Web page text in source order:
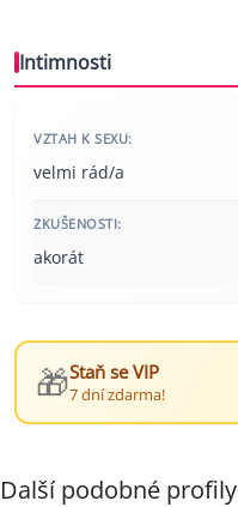
Intimnosti
VZTAH K SEXU:
velmi rád/a
ZKUŠENOSTI:
akorát
🎁Staň se VIP
7 dní zdarma!
Další podobné profily